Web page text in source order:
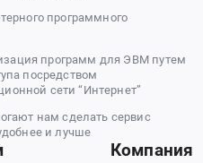
программного
программ для ЭВМ путем
посредством
сети “Интернет”
нам сделать сервис
и лучше
Компания